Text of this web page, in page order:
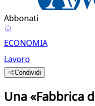
Abbonati
ECONOMIA
Lavoro
Condividi
Una «Fabbrica